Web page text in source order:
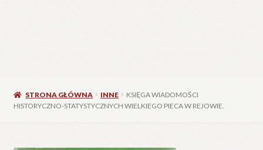
STRONA GŁÓWNA INNE
KSIĘGA WIADOMOŚCI
HISTORYCZNO-STATYSTYCZNYCH WIELKIEGO PIECA W REJOWIE.